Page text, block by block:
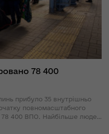
78 400
прибуло 35 внутрішньо
повномасштабного
78 400 ВПО. Найбільше людей